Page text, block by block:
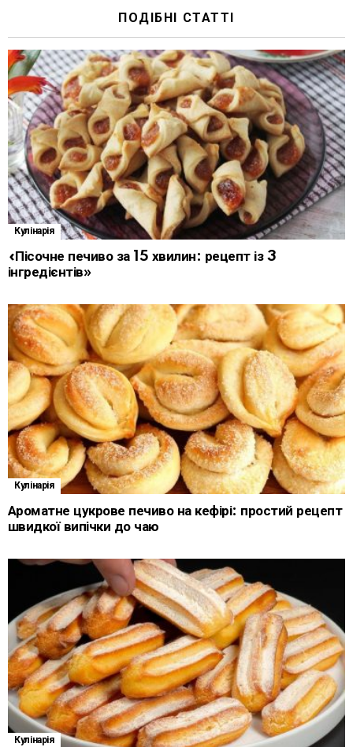
ПОДІБНІ СТАТТІ
Кулінарія
«Пісочне печиво за 15 хвилин: рецепт із 3
інгредієнтів»
Кулінарія
Ароматне цукрове печиво на кефірі: простий рецепт
швидкої випічки до чаю
Кулінарія